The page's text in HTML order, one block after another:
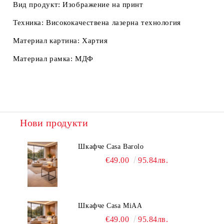
Вид продукт:Изображение на принт
Техника: Висококачествена лазерна технология
Материал картина: Хартия
Материал рамка: МДФ
Нови продукти
Шкафче Casa Barolo
€49.00 95.84лв.
Шкафче Casa MiAA
€49.00 95.84лв.